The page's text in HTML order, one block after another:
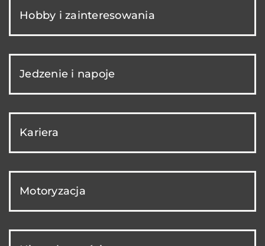
Hobby i zainteresowania
Jedzenie i napoje
Kariera
Motoryzacja